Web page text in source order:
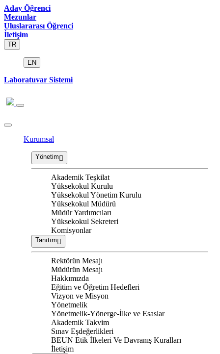
Aday Öğrenci
Mezunlar
Uluslararası Öğrenci
İletişim
TR
EN
Laboratuvar Sistemi
Kurumsal
Yönetim
Akademik Teşkilat
Yüksekokul Kurulu
Yüksekokul Yönetim Kurulu
Yüksekokul Müdürü
Müdür Yardımcıları
Yüksekokul Sekreteri
Komisyonlar
Tanıtım
Rektörün Mesajı
Müdürün Mesajı
Hakkımızda
Eğitim ve Öğretim Hedefleri
Vizyon ve Misyon
Yönetmelik
Yönetmelik-Yönerge-İlke ve Esaslar
Akademik Takvim
Sınav Eşdeğerlikleri
BEUN Etik İlkeleri Ve Davranış Kuralları
İletişim